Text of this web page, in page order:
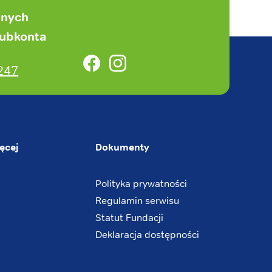
FacebookInstagram
Dokumenty
Polityka prywatności
Regulamin serwisu
Statut Fundacji
Deklaracja dostępności